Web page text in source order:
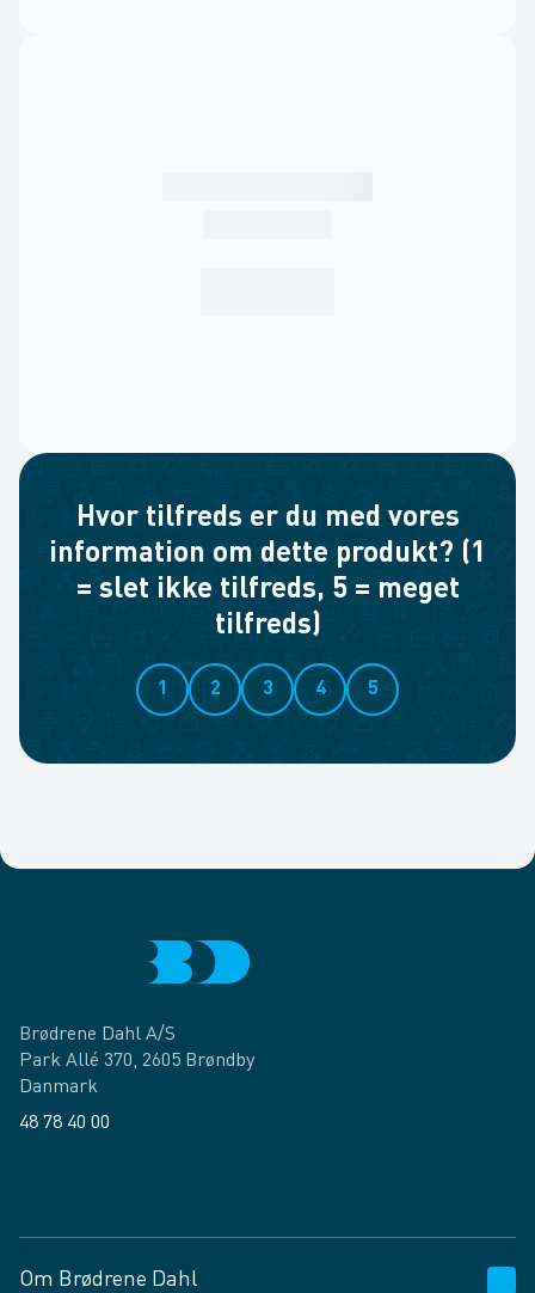
Hvor tilfreds er du med vores
information om dette produkt? (1
= slet ikke tilfreds, 5 = meget
tilfreds)
1 2 3 4 5
Brødrene Dahl A/S
Park Allé 370, 2605 Brøndby
Danmark
48 78 40 00
Om Brødrene Dahl